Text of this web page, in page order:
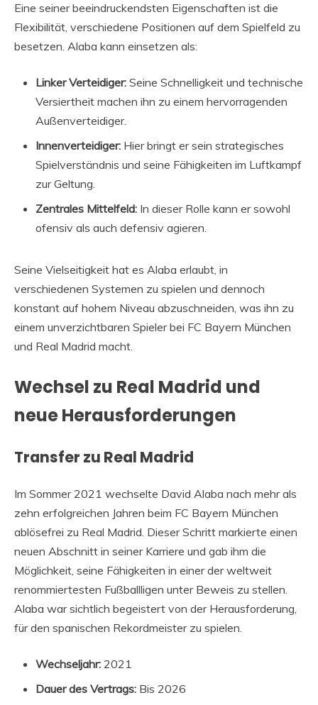
Eine seiner beeindruckendsten Eigenschaften ist die
Flexibilität, verschiedene Positionen auf dem Spielfeld zu
besetzen. Alaba kann einsetzen als:
Linker Verteidiger: Seine Schnelligkeit und technische
Versiertheit machen ihn zu einem hervorragenden
Außenverteidiger.
Innenverteidiger: Hier bringt er sein strategisches
Spielverständnis und seine Fähigkeiten im Luftkampf
zur Geltung.
Zentrales Mittelfeld: In dieser Rolle kann er sowohl
ofensiv als auch defensiv agieren.
Seine Vielseitigkeit hat es Alaba erlaubt, in
verschiedenen Systemen zu spielen und dennoch
konstant auf hohem Niveau abzuschneiden, was ihn zu
einem unverzichtbaren Spieler bei FC Bayern München
und Real Madrid macht.
Wechsel zu Real Madrid und
neue Herausforderungen
Transfer zu Real Madrid
Im Sommer 2021 wechselte David Alaba nach mehr als
zehn erfolgreichen Jahren beim FC Bayern München
ablösefrei zu Real Madrid. Dieser Schritt markierte einen
neuen Abschnitt in seiner Karriere und gab ihm die
Möglichkeit, seine Fähigkeiten in einer der weltweit
renommiertesten Fußballligen unter Beweis zu stellen.
Alaba war sichtlich begeistert von der Herausforderung,
für den spanischen Rekordmeister zu spielen.
Wechseljahr: 2021
Dauer des Vertrags: Bis 2026